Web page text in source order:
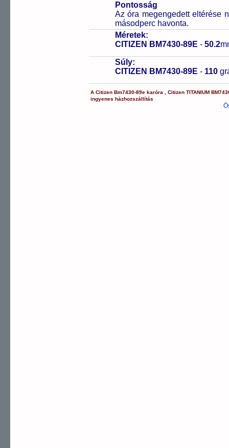
Pontosság
Az óra megengedett eltérése
másodperc havonta.
Méretek:
CITIZEN BM7430-89E - 50.2
Súly:
CITIZEN BM7430-89E - 110
ACitizen Bm7430-89e karóra ,Citizen TITANIUM
ingyenes házhozszállítás